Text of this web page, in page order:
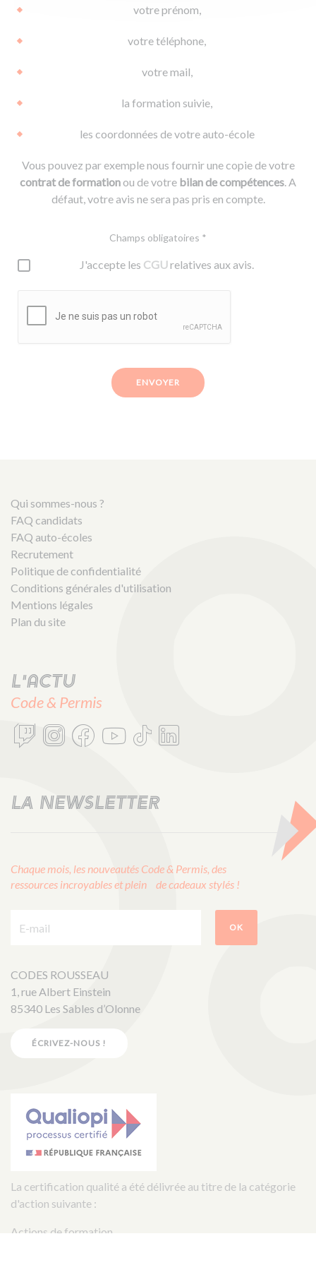
votre prénom,
votre téléphone,
votre mail,
la formation suivie,
les coordonnées de votre auto-école
Vous pouvez par exemple nous fournir une copie de votre
contrat de formationou de votre bilan de compétences. A
défaut, votre avis ne sera pas pris en compte.
Champs obligatoires *
J'accepte les CGUrelatives aux avis.
ENVOYER
Qui sommes-nous ?
FAQ candidats
FAQ auto-écoles
Recrutement
Politique de confidentialité
Conditions générales d'utilisation
Mentions légales
Plan du site
L'actu
Code & Permis
LA NEWSLETTER
Chaque mois, les nouveautés Code & Permis, des
ressources incroyables et plein de cadeaux stylés !
OK
CODES ROUSSEAU
1, rue Albert Einstein
85340 Les Sables d’Olonne
ÉCRIVEZ-NOUS !
La certification qualité a été délivrée au titre de la catégorie
d'action suivante :
Actions de formation